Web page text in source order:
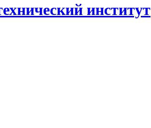
институт